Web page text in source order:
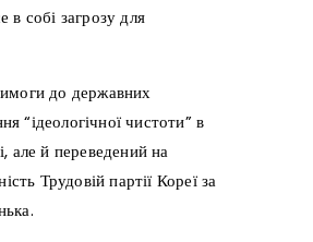
в собі загрозу для
до державних
“ідеологічної чистоти” в
але й переведений на
Трудовій партії Кореї за